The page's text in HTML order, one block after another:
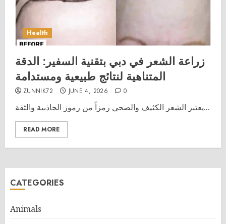
Health
زراعة الشعر في دبي بتقنية السفير: الدقة
المتناهية لنتائج طبيعية ومستدامة
ZUNNIK72 JUNE 4, 2026 0
يعتبر الشعر الكثيف والصحي رمزاً من رموز الجاذبية والثقة...
READ MORE
CATEGORIES
Animals